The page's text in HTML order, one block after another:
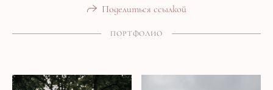
Поделиться ссылкой
ПОРТФОЛИО